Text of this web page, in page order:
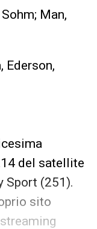
Man,
Ederson,
del satellite
Sport (251).
sito